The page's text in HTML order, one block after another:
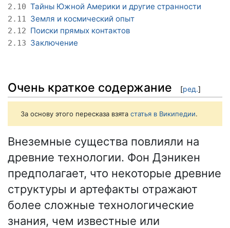
2.10 Тайны Южной Америки и другие странности
2.11 Земля и космический опыт
2.12 Поиски прямых контактов
2.13 Заключение
Очень краткое содержание [ред.]
За основу этого пересказа взята статья в Википедии.
Внеземные существа повлияли на
древние технологии. Фон Дэникен
предполагает, что некоторые древние
структуры и артефакты отражают
более сложные технологические
знания, чем известные или